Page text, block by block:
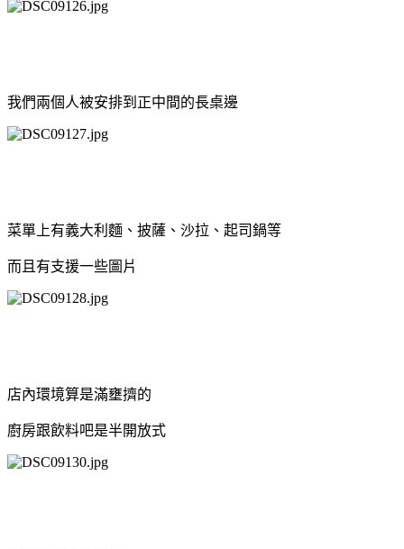
我們兩個人被安排到正中間的長桌邊
菜單上有義大利麵、披薩、沙拉、起司鍋等
而且有支援一些圖片
店內環境算是滿壅擠的
廚房跟飲料吧是半開放式